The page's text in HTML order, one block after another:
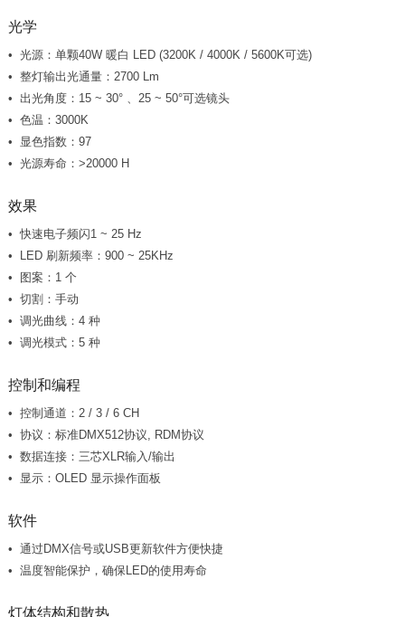
光学
光源：单颗40W 暖白 LED (3200K / 4000K / 5600K可选)
整灯输出光通量：2700 Lm
出光角度：15 ~ 30° 、25 ~ 50°可选镜头
色温：3000K
显色指数：97
光源寿命：>20000 H
效果
快速电子频闪1 ~ 25 Hz
LED 刷新频率：900 ~ 25KHz
图案：1 个
切割：手动
调光曲线：4 种
调光模式：5 种
控制和编程
控制通道：2 / 3 / 6 CH
协议：标准DMX512协议, RDM协议
数据连接：三芯XLR输入/输出
显示：OLED 显示操作面板
软件
通过DMX信号或USB更新软件方便快捷
温度智能保护，确保LED的使用寿命
灯体结构和散热